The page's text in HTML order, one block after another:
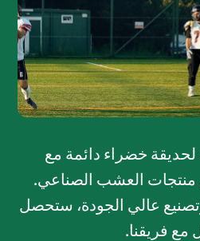
لحديقة خضراء دائمة مع
منتجات العشب الصناعي.
عالي الجودة، ستحصل
مع فريقنا.